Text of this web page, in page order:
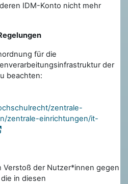
IDM-Konto nicht mehr
für die
der
beachten:
zentrale-
zentrale-einrichtungen/it-
Verstoß der Nutzer*innen gegen
in diesen